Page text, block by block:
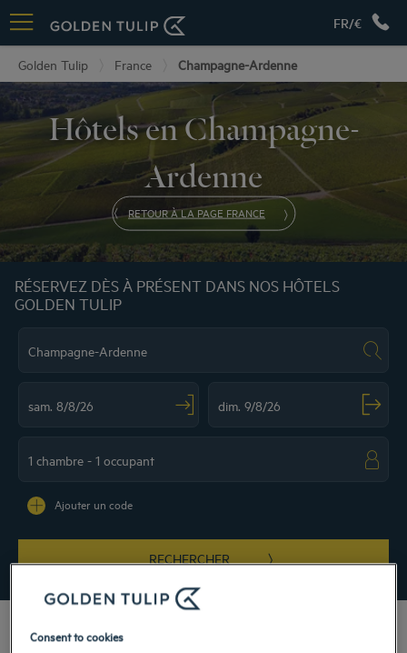
FR/€
Golden Tulip France Champagne-Ardenne
Hôtels en Champagne-
Ardenne
RETOUR À LA PAGE FRANCE
RÉSERVEZ DÈS À PRÉSENT DANS NOS HÔTELS
GOLDEN TULIP
RECHERCHER
Ajouter un code
Consent to cookies